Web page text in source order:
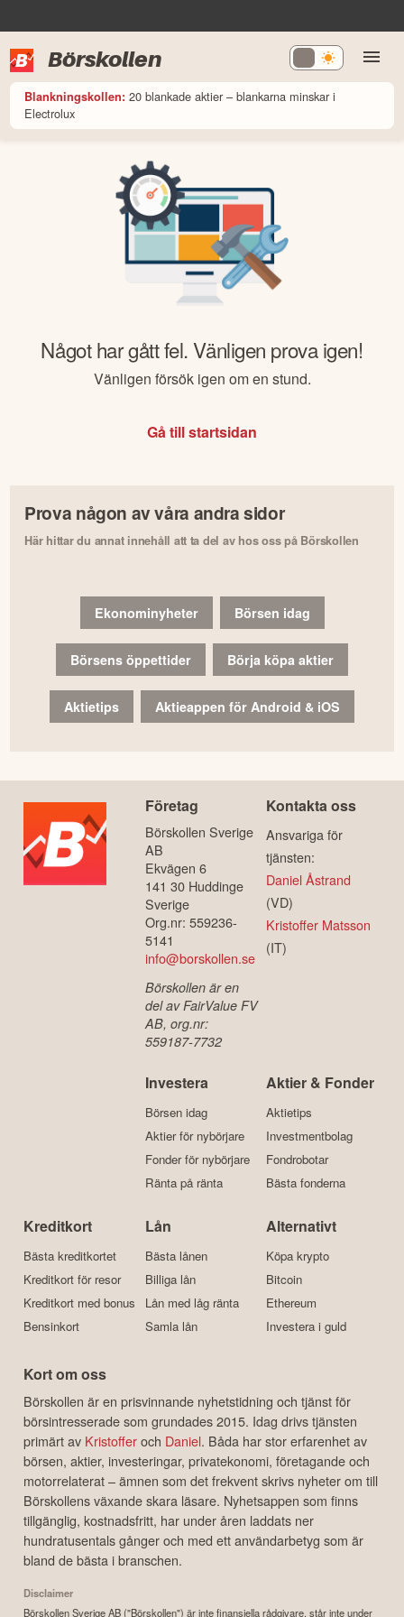
Börskollen
Blankningskollen: 20 blankade aktier – blankarna minskar i
Electrolux
Något har gått fel. Vänligen prova igen!
Vänligen försök igen om en stund.
Gå till startsidan
Prova någon av våra andra sidor
Här hittar du annat innehåll att ta del av hos oss på Börskollen
Ekonominyheter Börsen idag
Börsens öppettider Börja köpa aktier
Aktietips Aktieappen för Android & iOS
Företag
Börskollen Sverige
AB
Ekvägen 6
141 30 Huddinge
Sverige
Org.nr: 559236-
5141
info@borskollen.se
Börskollen är en
del av FairValue FV
AB, org.nr:
559187-7732
Kontakta oss
Ansvariga för
tjänsten:
Daniel Åstrand
(VD)
Kristoffer Matsson
(IT)
Investera
Börsen idag
Aktier för nybörjare
Fonder för nybörjare
Ränta på ränta
Aktier & Fonder
Aktietips
Investmentbolag
Fondrobotar
Bästa fonderna
Kreditkort
Bästa kreditkortet
Kreditkort för resor
Kreditkort med bonus
Bensinkort
Lån
Bästa lånen
Billiga lån
Lån med låg ränta
Samla lån
Alternativt
Köpa krypto
Bitcoin
Ethereum
Investera i guld
Kort om oss
Börskollen är en prisvinnande nyhetstidning och tjänst för
börsintresserade som grundades 2015. Idag drivs tjänsten
primärt av Kristofferoch Daniel. Båda har stor erfarenhet av
börsen, aktier, investeringar, privatekonomi, företagande och
motorrelaterat – ämnen som det frekvent skrivs nyheter om till
Börskollens växande skara läsare. Nyhetsappen som finns
tillgänglig, kostnadsfritt, har under åren laddats ner
hundratusentals gånger och med ett användarbetyg som är
bland de bästa i branschen.
Disclaimer
Börskollen Sverige AB ("Börskollen") är inte finansiella rådgivare, står inte under